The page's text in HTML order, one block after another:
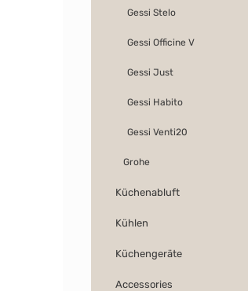
Gessi Stelo
Gessi Officine V
Gessi Just
Gessi Habito
Gessi Venti20
Grohe
Küchenabluft
Kühlen
Küchengeräte
Accessories